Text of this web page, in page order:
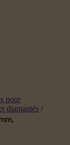
pour
diamantés /